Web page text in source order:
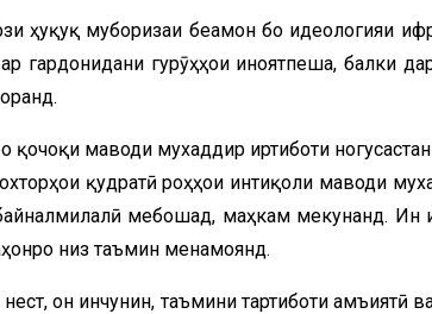
ҳуқуқ муборизаи беамон бо идеологияи
гурӯҳҳои ҷиноятпеша, балки
маводи мухаддир иртиботи
қудратӣ роҳҳои интиқоли маводи
мебошад, маҳкам мекунанд. Ин
низ таъмин менамоянд.
он инчунин, таъмини тартиботи ҷамъиятӣ